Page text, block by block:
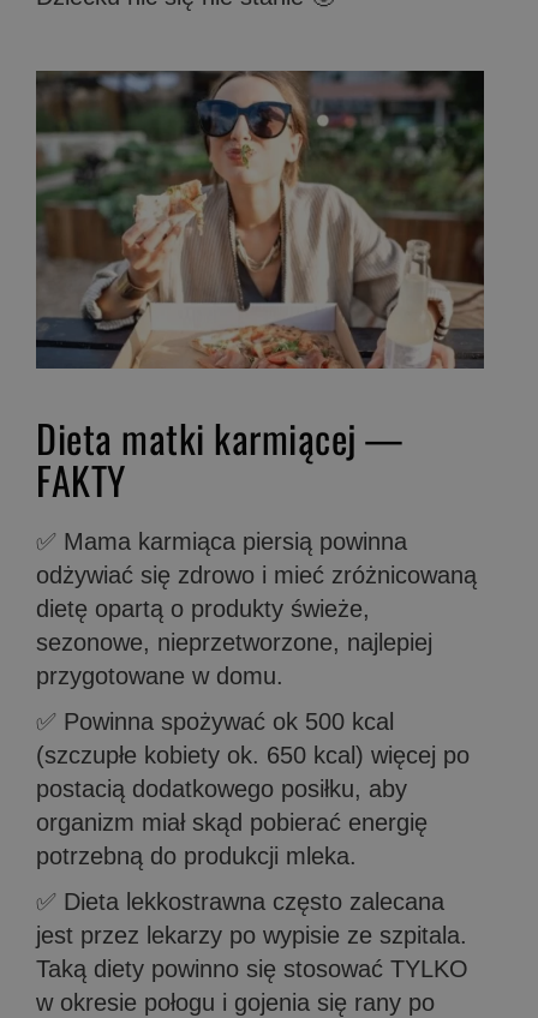
Dieta matki karmiącej —
FAKTY
✅ Mama karmiąca piersią powinna
odżywiać się zdrowo i mieć zróżnicowaną
dietę opartą o produkty świeże,
sezonowe, nieprzetworzone, najlepiej
przygotowane w domu.
✅ Powinna spożywać ok 500 kcal
(szczupłe kobiety ok. 650 kcal) więcej po
postacią dodatkowego posiłku, aby
organizm miał skąd pobierać energię
potrzebną do produkcji mleka.
✅ Dieta lekkostrawna często zalecana
jest przez lekarzy po wypisie ze szpitala.
Taką diety powinno się stosować TYLKO
w okresie połogu i gojenia się rany po